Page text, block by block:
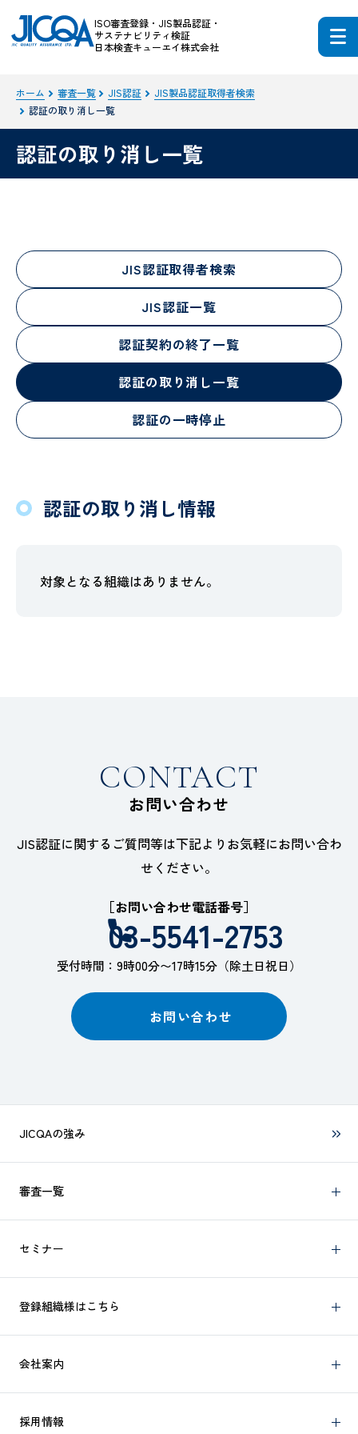
ISO審査登録・JIS製品認証・
サステナビリティ検証
日本検査キューエイ株式会社
ホーム 審査一覧 JIS認証
JIS製品認証取得者検索
認証の取り消し一覧
認証の取り消し一覧
JIS認証取得者検索
JIS認証一覧
認証契約の終了一覧
認証の取り消し一覧
認証の一時停止
認証の取り消し情報
対象となる組織はありません。
CONTACT
お問い合わせ
JIS認証に関するご質問等は下記よりお気軽にお問い合わ
せください。
［お問い合わせ電話番号］
03-5541-2753
受付時間：9時00分〜17時15分（除土日祝日）
お問い合わせ
JICQAの強み
審査一覧
セミナー
登録組織様はこちら
会社案内
採用情報